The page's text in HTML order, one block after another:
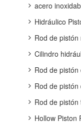
acero
Hidráulico
Rod de pistón
Cilindro
Rod de
Rod de
Rod de
Hollow Piston